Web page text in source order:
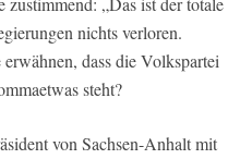
nichts verloren.
dass die Volkspartei
steht?
von Sachsen-Anhalt mit